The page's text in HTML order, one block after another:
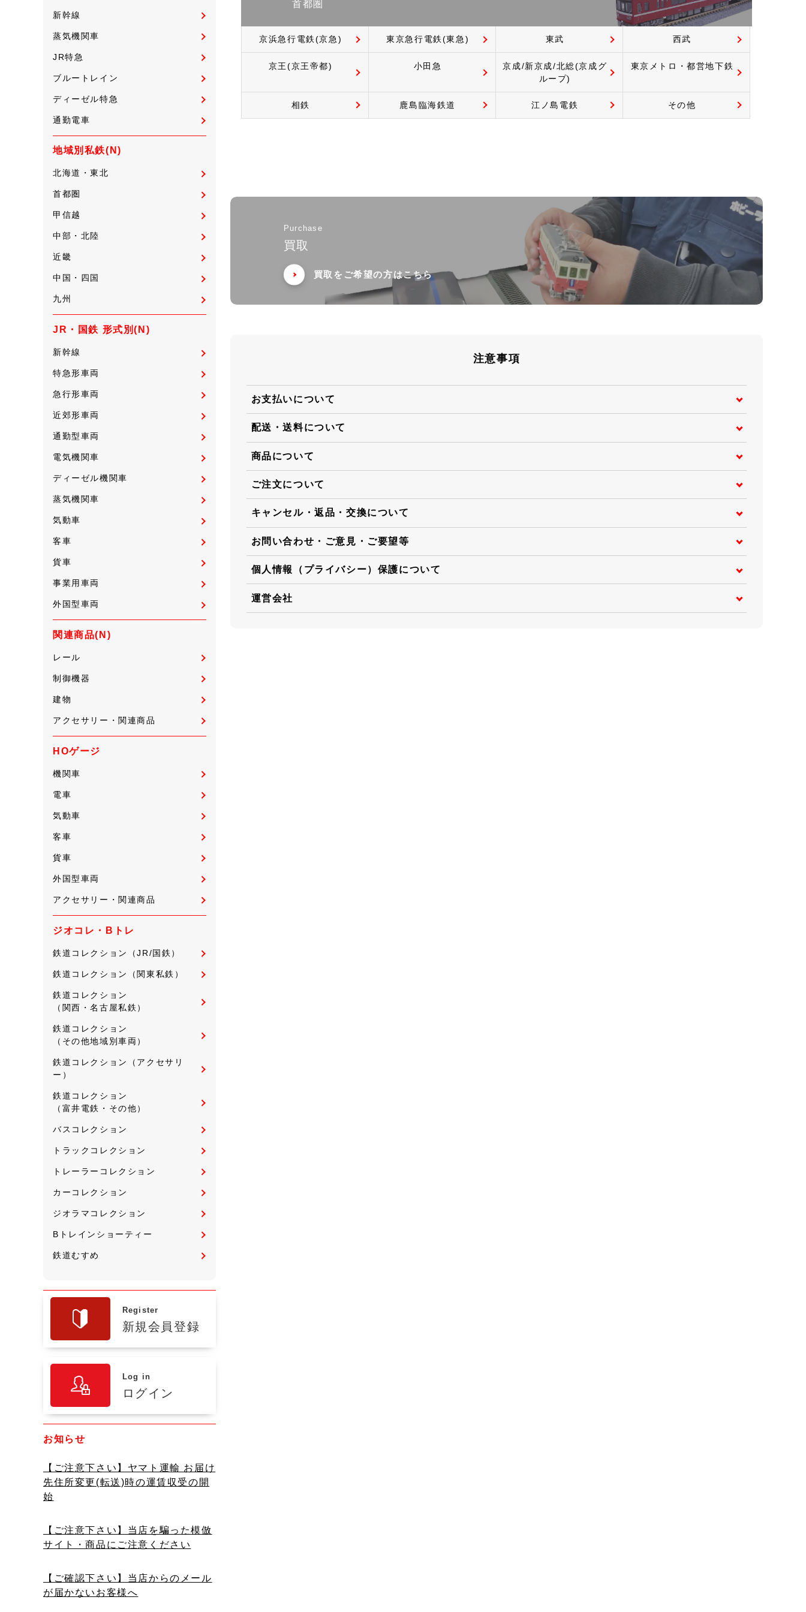
新幹線
蒸気機関車
JR特急
ブルートレイン
ディーゼル特急
通勤電車
地域別私鉄(N)
北海道・東北
首都圏
甲信越
中部・北陸
近畿
中国・四国
九州
JR・国鉄 形式別(N)
新幹線
特急形車両
急行形車両
近郊形車両
通勤型車両
電気機関車
ディーゼル機関車
蒸気機関車
気動車
客車
貨車
事業用車両
外国型車両
関連商品(N)
レール
制御機器
建物
アクセサリー・関連商品
HOゲージ
機関車
電車
気動車
客車
貨車
外国型車両
アクセサリー・関連商品
ジオコレ・Bトレ
鉄道コレクション（JR/国鉄）
鉄道コレクション（関東私鉄）
鉄道コレクション
（関西・名古屋私鉄）
鉄道コレクション
（その他地域別車両）
鉄道コレクション（アクセサリ
ー）
鉄道コレクション
（富井電鉄・その他）
バスコレクション
トラックコレクション
トレーラーコレクション
カーコレクション
ジオラマコレクション
Bトレインショーティー
鉄道むすめ
Register
新規会員登録
Log in
ログイン
お知らせ
【ご注意下さい】ヤマト運輸 お届け
先住所変更(転送)時の運賃収受の開
始
【ご注意下さい】当店を騙った模倣
サイト・商品にご注意ください
【ご確認下さい】当店からのメール
が届かないお客様へ
首都圏
京浜急行電鉄(京急) 東京急行電鉄(東急) 東武 西武
京王(京王帝都) 小田急
京成/新京成/北総(京成グ
ループ)
東京メトロ・都営地下鉄
相鉄 鹿島臨海鉄道 江ノ島電鉄 その他
Purchase
買取
買取をご希望の方はこちら
注意事項
お支払いについて
配送・送料について
商品について
ご注文について
キャンセル・返品・交換について
お問い合わせ・ご意見・ご要望等
個人情報（プライバシー）保護について
運営会社